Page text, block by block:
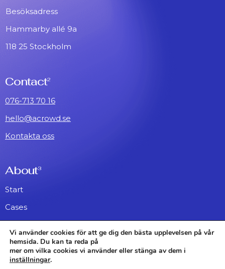
Besöksadress
Hammarby allé 9a
118 25 Stockholm
Contact2
076-713 70 16
hello@acrowd.se
Kontakta oss
About3
Start
Cases
Instagram
Vi använder cookies för att ge dig den bästa upplevelsen på vår
hemsida. Du kan ta reda på
mer om vilka cookies vi använder eller stänga av dem i
inställningar.